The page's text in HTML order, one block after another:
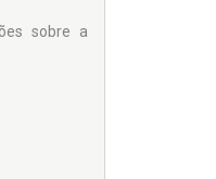
sobre a